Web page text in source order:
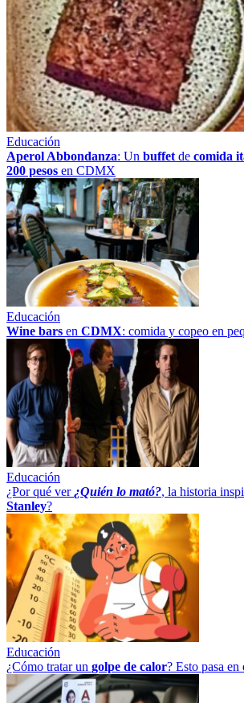
Educación
Aperol Abbondanza: Un buffet de comida
200 pesos en CDMX
Educación
Wine bars en CDMX: comida y copeo en
Educación
¿Por qué ver ¿Quién lo mató?, la historia
Stanley?
Educación
¿Cómo tratar un golpe de calor? Esto pasa en